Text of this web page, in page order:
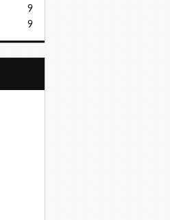
9
9